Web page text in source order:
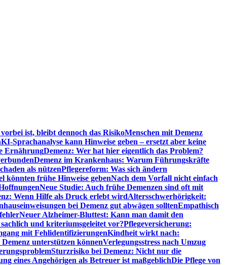
ist, bleibt dennoch das RisikoMenschen mit Demenz
KI-Sprachanalyse kann Hinweise geben – ersetzt aber keine
ErnährungDemenz: Wer hat hier eigentlich das Problem?
Demenz im Krankenhaus: Warum Führungskräfte
als nützenPflegereform: Was sich ändern
könnten frühe Hinweise gebenNach dem Vorfall nicht einfach
Neue Studie: Auch frühe Demenzen sind oft mit
Wenn Hilfe als Druck erlebt wirdAltersschwerhörigkeit:
bei Demenz gut abwägen solltenEmpathisch
Neuer Alzheimer-Bluttest: Kann man damit den
und kriteriumsgeleitet vor?Pflegeversicherung:
mit FehlidentifizierungenKindheit wirkt nach:
unterstützen könnenVerlegungsstress nach Umzug
Sturzrisiko bei Demenz: Nicht nur die
eines Angehörigen als Betreuer ist maßgeblichDie Pflege von